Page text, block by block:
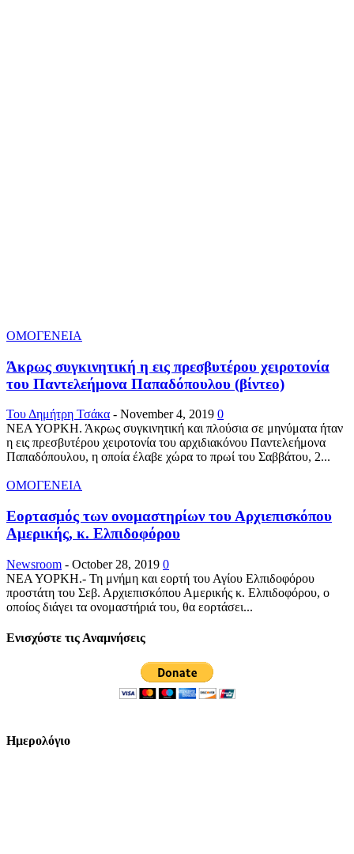
ΟΜΟΓΕΝΕΙΑ
Άκρως συγκινητική η εις πρεσβυτέρου χειροτονία
του Παντελεήμονα Παπαδόπουλου (βίντεο)
Του Δημήτρη Τσάκα - November 4, 2019 0
ΝΕΑ ΥΟΡΚΗ. Άκρως συγκινητική και πλούσια σε μηνύματα ήταν
η εις πρεσβυτέρου χειροτονία του αρχιδιακόνου Παντελεήμονα
Παπαδόπουλου, η οποία έλαβε χώρα το πρωί του Σαββάτου, 2...
ΟΜΟΓΕΝΕΙΑ
Εορτασμός των ονομαστηρίων του Αρχιεπισκόπου
Αμερικής, κ. Ελπιδοφόρου
Newsroom - October 28, 2019 0
ΝΕΑ ΥΟΡΚΗ.- Τη μνήμη και εορτή του Αγίου Ελπιδοφόρου
προστάτη του Σεβ. Αρχιεπισκόπου Αμερικής κ. Ελπιδοφόρου, ο
οποίος διάγει τα ονομαστήριά του, θα εορτάσει...
Ενισχύστε τις Αναμνήσεις
Ημερολόγιο